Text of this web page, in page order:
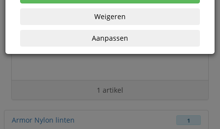
1 artikel
Armor Nylon linten 1
Weigeren
Aanpassen